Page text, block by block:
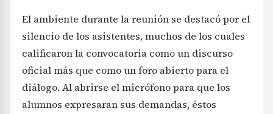
El ambiente durante la reunión se destacó por el
silencio de los asistentes, muchos de los cuales
calificaron la convocatoria como un discurso
oficial más que como un foro abierto para el
diálogo. Al abrirse el micrófono para que los
alumnos expresaran sus demandas, éstos